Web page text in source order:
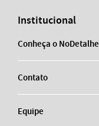
Institucional
Conheça o NoDetalhe
Contato
Equipe